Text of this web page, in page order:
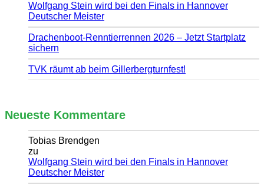
Wolfgang Stein wird bei den Finals in Hannover
Deutscher Meister
Drachenboot-Renntierrennen 2026 – Jetzt Startplatz
sichern
TVK räumt ab beim Gillerbergturnfest!
Neueste Kommentare
Tobias Brendgen
zu
Wolfgang Stein wird bei den Finals in Hannover
Deutscher Meister